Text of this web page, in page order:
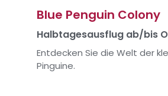
Blue Penguin Colony
Halbtagesausflug ab/bis
Entdecken Sie die Welt der
Pinguine.